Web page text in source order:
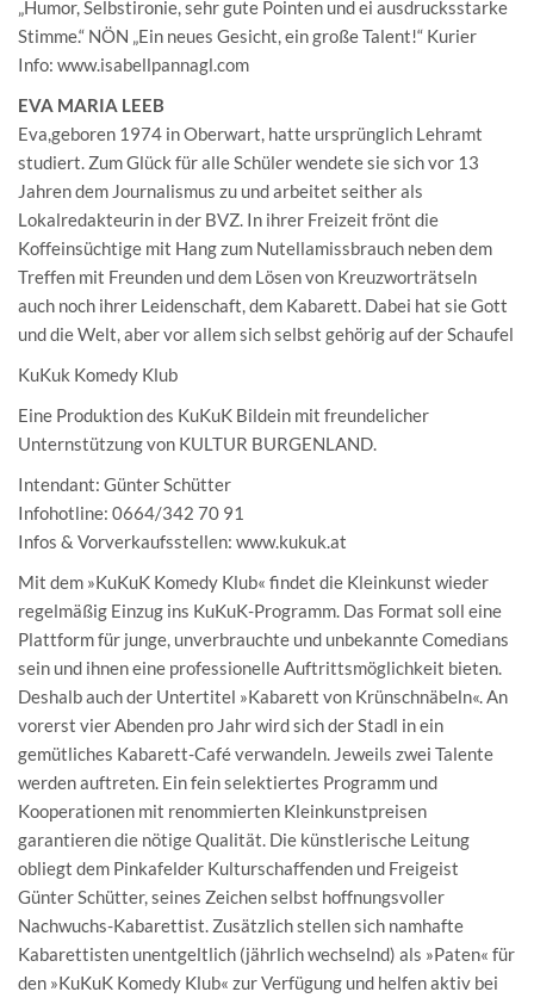
„Humor, Selbstironie, sehr gute Pointen und ei ausdrucksstarke
Stimme.“ NÖN „Ein neues Gesicht, ein große Talent!“ Kurier
Info: www.isabellpannagl.com
EVA MARIA LEEB
Eva,geboren 1974 in Oberwart, hatte ursprünglich Lehramt
studiert. Zum Glück für alle Schüler wendete sie sich vor 13
Jahren dem Journalismus zu und arbeitet seither als
Lokalredakteurin in der BVZ. In ihrer Freizeit frönt die
Koffeinsüchtige mit Hang zum Nutellamissbrauch neben dem
Treffen mit Freunden und dem Lösen von Kreuzworträtseln
auch noch ihrer Leidenschaft, dem Kabarett. Dabei hat sie Gott
und die Welt, aber vor allem sich selbst gehörig auf der Schaufel
KuKuk Komedy Klub
Eine Produktion des KuKuK Bildein mit freundelicher
Unternstützung von KULTUR BURGENLAND.
Intendant: Günter Schütter
Infohotline: 0664/342 70 91
Infos & Vorverkaufsstellen: www.kukuk.at
Mit dem »KuKuK Komedy Klub« findet die Kleinkunst wieder
regelmäßig Einzug ins KuKuK-Programm. Das Format soll eine
Plattform für junge, unverbrauchte und unbekannte Comedians
sein und ihnen eine professionelle Auftrittsmöglichkeit bieten.
Deshalb auch der Untertitel »Kabarett von Krünschnäbeln«. An
vorerst vier Abenden pro Jahr wird sich der Stadl in ein
gemütliches Kabarett-Café verwandeln. Jeweils zwei Talente
werden auftreten. Ein fein selektiertes Programm und
Kooperationen mit renommierten Kleinkunstpreisen
garantieren die nötige Qualität. Die künstlerische Leitung
obliegt dem Pinkafelder Kulturschaffenden und Freigeist
Günter Schütter, seines Zeichen selbst hoffnungsvoller
Nachwuchs-Kabarettist. Zusätzlich stellen sich namhafte
Kabarettisten unentgeltlich (jährlich wechselnd) als »Paten« für
den »KuKuK Komedy Klub« zur Verfügung und helfen aktiv bei